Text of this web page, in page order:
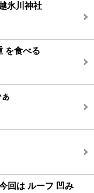
氷川神社
を食べる
回は ルーフ 凹み